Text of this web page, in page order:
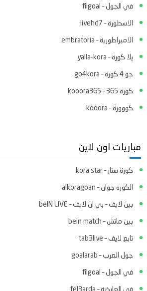
في الجول – filgoal
الاسطورة – livehd7
الامبراطورية – embratoria
يلا كورة – yalla-kora
جو 4 كورة – go4kora
كورة 365 – kooora365
كووورة – kooora
مباريات اون لاين
كورة ستار – kora star
الكوره جوان – alkoragoan
بين لايف – بي ان لايف – beIN LIVE
بين ماتش – bein match
تابع لايف – tab3live
جول العرب – goalarab
في الجول – filgoal